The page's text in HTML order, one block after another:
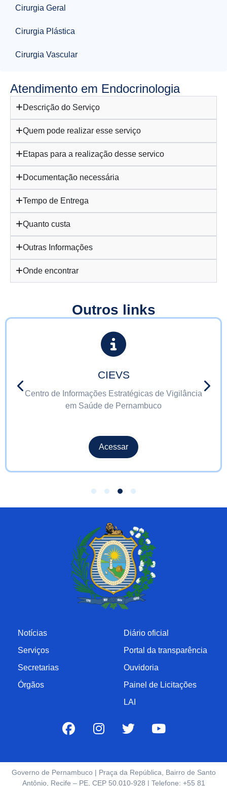
Cirurgia Geral
Cirurgia Plástica
Cirurgia Vascular
Atendimento em Endocrinologia
Descrição do Serviço
Quem pode realizar esse serviço
Etapas para a realização desse servico
Documentação necessária
Tempo de Entrega
Quanto custa
Outras Informações
Onde encontrar
Outros links
CIEVS
Centro de Informações Estratégicas de Vigilância
em Saúde de Pernambuco
Acessar
Notícias
Serviços
Secretarias
Órgãos
Diário oficial
Portal da transparência
Ouvidoria
Painel de Licitações
LAI
Governo de Pernambuco | Praça da República, Bairro de Santo
Antônio, Recife – PE, CEP 50.010-928 | Telefone: +55 81